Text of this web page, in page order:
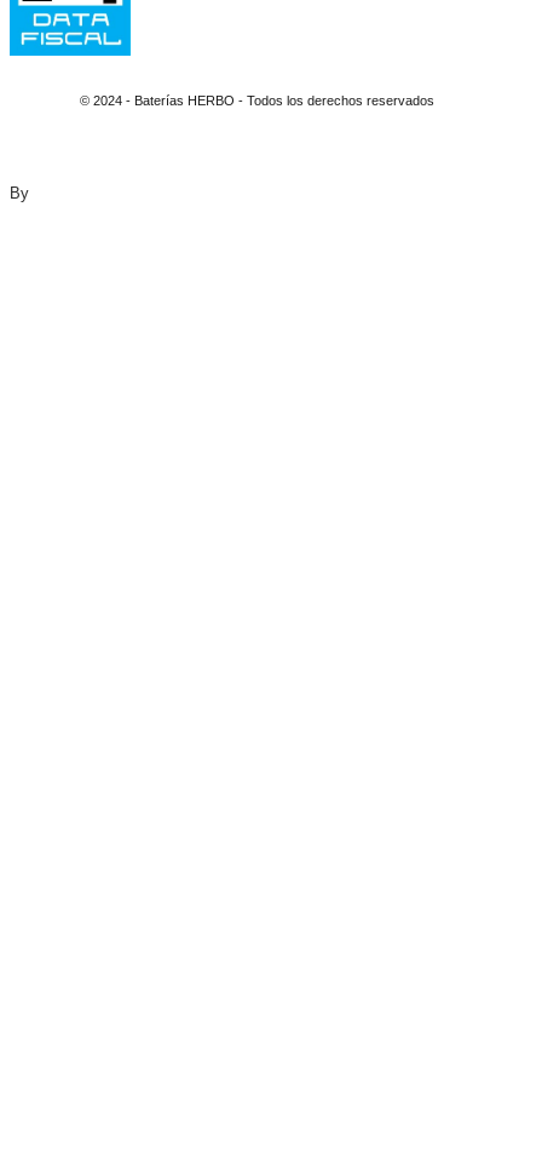
© 2024 - Baterías HERBO - Todos los derechos reservados
By